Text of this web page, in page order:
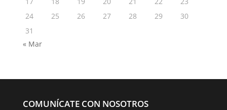
24
25 26 27 28 29
30
31
« Mar
COMUNÍCATE CON NOSOTROS